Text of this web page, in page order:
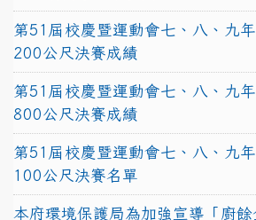
第51屆校慶暨運動會七、八、九
200公尺決賽成績
第51屆校慶暨運動會七、八、九
800公尺決賽成績
第51屆校慶暨運動會七、八、九
100公尺決賽名單
本府環境保護局為加強宣導「廚餘